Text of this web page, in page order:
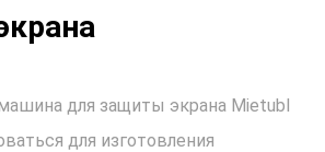
для защиты экрана Mietubl
для изготовления